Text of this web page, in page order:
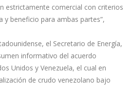
estrictamente comercial con criterios
y beneficio para ambas partes”,
el Secretario de Energía,
informativo del acuerdo
Unidos y Venezuela, el cual en
de crudo venezolano bajo